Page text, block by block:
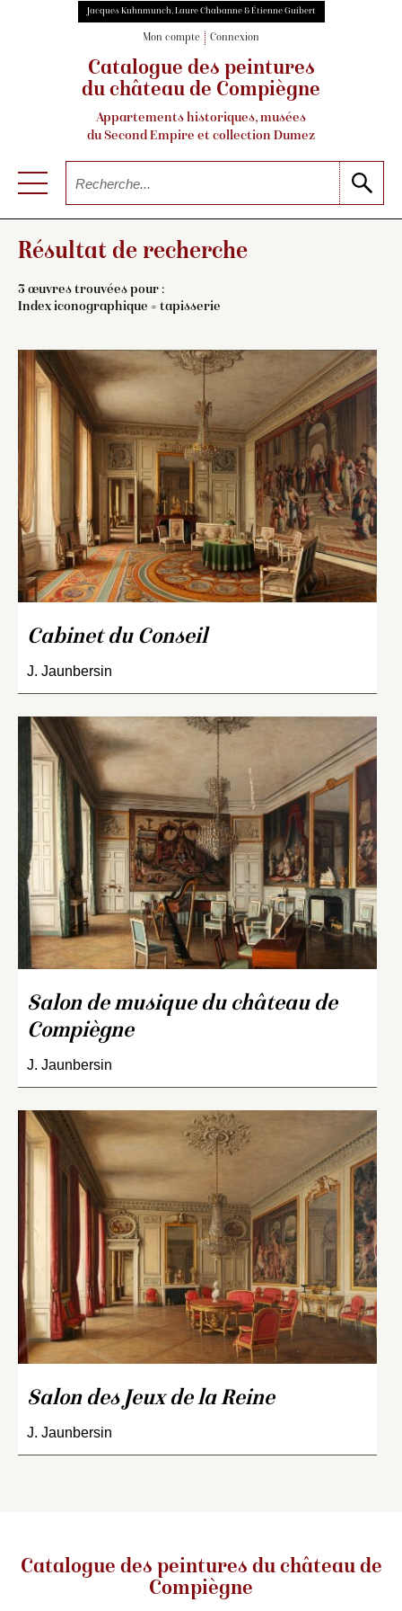
Jacques Kuhnmunch, Laure Chabanne & Étienne Guibert
Mon compte Connexion
Catalogue des peintures
du château de Compiègne
Appartements historiques, musées
du Second Empire et collection Dumez
Résultat de recherche
3 œuvres trouvées pour :
Index iconographique = tapisserie
Cabinet du Conseil
J. Jaunbersin
Salon de musique du château de
Compiègne
J. Jaunbersin
Salon des Jeux de la Reine
J. Jaunbersin
Catalogue des peintures du château de
Compiègne